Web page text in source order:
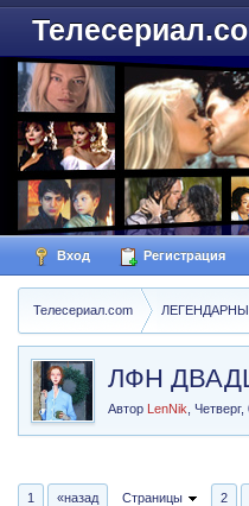
Вход Регистрация
Телесериал.com
ЛФН
Автор LenNik ,
1 «назад Страницы 2